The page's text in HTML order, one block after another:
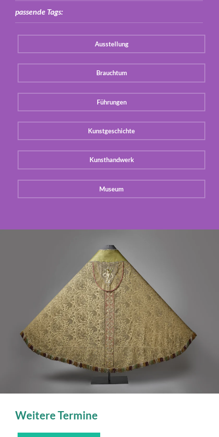
passende Tags:
Ausstellung
Brauchtum
Führungen
Kunstgeschichte
Kunsthandwerk
Museum
Weitere Termine